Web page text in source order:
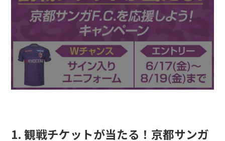
1. 観戦チケットが当たる！京都サンガ